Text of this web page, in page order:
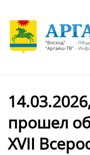
прошел
XVII